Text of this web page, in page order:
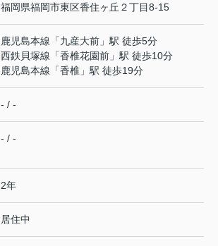
福岡県福岡市東区香住ヶ丘 ２丁目8-15
鹿児島本線 「九産大前 」駅 徒歩5分
西鉄貝塚線 「香椎花園前 」駅 徒歩10分
鹿児島本線 「香椎 」駅 徒歩19分
- / -
- / -
2年
居住中